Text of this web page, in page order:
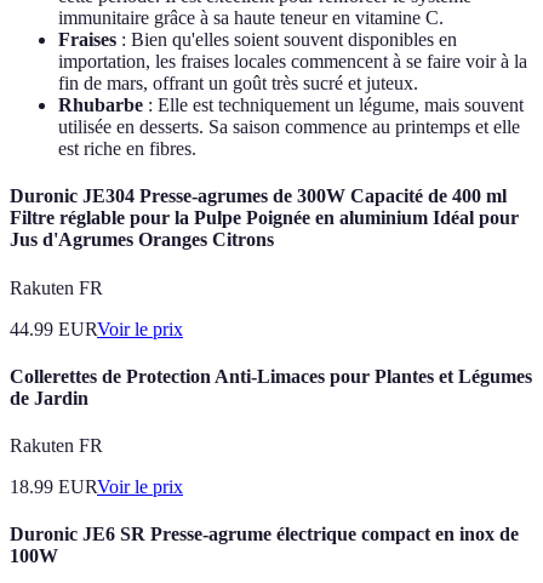
immunitaire grâce à sa haute teneur en vitamine C.
Fraises : Bien qu'elles soient souvent disponibles en
importation, les fraises locales commencent à se faire voir à la
fin de mars, offrant un goût très sucré et juteux.
Rhubarbe : Elle est techniquement un légume, mais souvent
utilisée en desserts. Sa saison commence au printemps et elle
est riche en fibres.
Duronic JE304 Presse-agrumes de 300W Capacité de 400 ml
Filtre réglable pour la Pulpe Poignée en aluminium Idéal pour
Jus d'Agrumes Oranges Citrons
Rakuten FR
44.99 EURVoir le prix
Collerettes de Protection Anti-Limaces pour Plantes et Légumes
de Jardin
Rakuten FR
18.99 EURVoir le prix
Duronic JE6 SR Presse-agrume électrique compact en inox de
100W